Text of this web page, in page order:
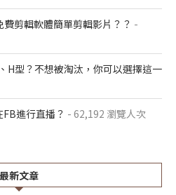
剪輯軟體簡單剪輯影片？？ -
H型？不想被淘汰，你可以選擇這一
進行直播？ - 62,192 瀏覽人次
最新文章